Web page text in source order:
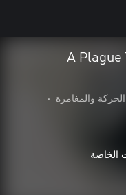
A Plague
الحركة والمغامرة
•